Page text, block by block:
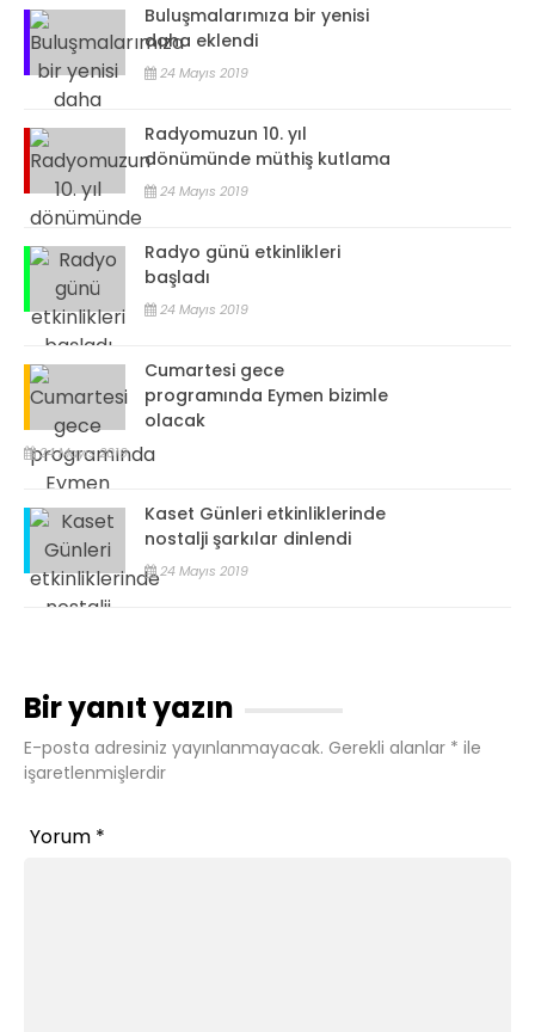
Buluşmalarımıza bir yenisi
daha eklendi
24 Mayıs 2019
Radyomuzun 10. yıl
dönümünde müthiş kutlama
24 Mayıs 2019
Radyo günü etkinlikleri
başladı
24 Mayıs 2019
Cumartesi gece
programında Eymen bizimle
olacak
24 Mayıs 2019
Kaset Günleri etkinliklerinde
nostalji şarkılar dinlendi
24 Mayıs 2019
Bir yanıt yazın
E-posta adresiniz yayınlanmayacak. Gerekli alanlar * ile
işaretlenmişlerdir
Yorum *